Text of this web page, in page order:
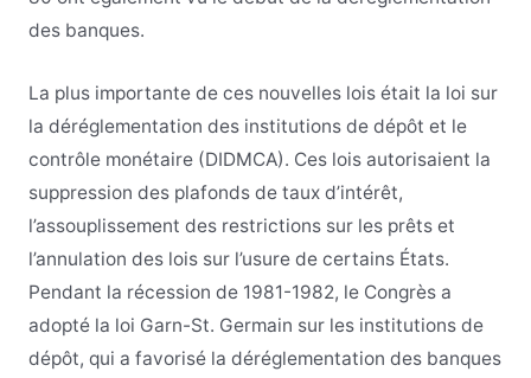
des banques.
La plus importante de ces nouvelles lois était la loi sur
la déréglementation des institutions de dépôt et le
contrôle monétaire (DIDMCA). Ces lois autorisaient la
suppression des plafonds de taux d’intérêt,
l’assouplissement des restrictions sur les prêts et
l’annulation des lois sur l’usure de certains États.
Pendant la récession de 1981-1982, le Congrès a
adopté la loi Garn-St. Germain sur les institutions de
dépôt, qui a favorisé la déréglementation des banques